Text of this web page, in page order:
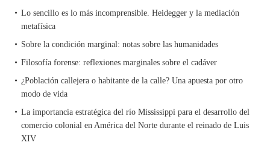
Lo sencillo es lo más incomprensible. Heidegger y la mediación
metafísica
Sobre la condición marginal: notas sobre las humanidades
Filosofía forense: reflexiones marginales sobre el cadáver
¿Población callejera o habitante de la calle? Una apuesta por otro
modo de vida
La importancia estratégica del río Mississippi para el desarrollo del
comercio colonial en América del Norte durante el reinado de Luis
XIV